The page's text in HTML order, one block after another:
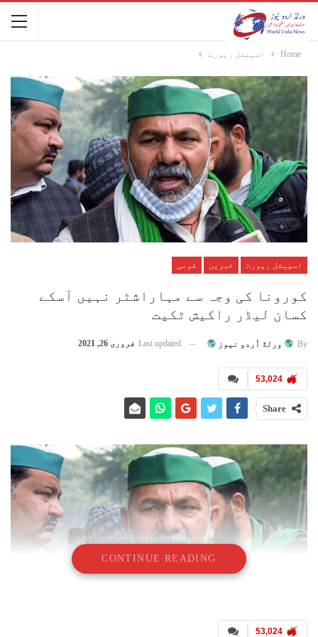
Home اسپیشل رپورٹ
اسپیشل رپورٹ خبریں قومی
کورونا کی وجہ سے مہاراشٹر نہیں آسکے
کسان لیڈر راکیش ٹکیت
By ورلڈ اُردو نیوز Last updated فروری 26, 2021
53,024
Share
CONTINUE READING
53,024